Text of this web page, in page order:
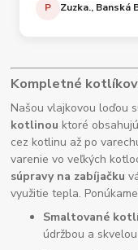
P Zuzka., Banská
Kompletné
Našou vlajkovou loďou
kotlinou ktoré
cez kotlinu až po
varenie vo veľkých
súpravy na zabíjačku
využitie tepla.
Smaltované
údržbou a